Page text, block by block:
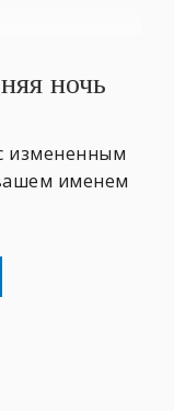
ночь
измененным
именем